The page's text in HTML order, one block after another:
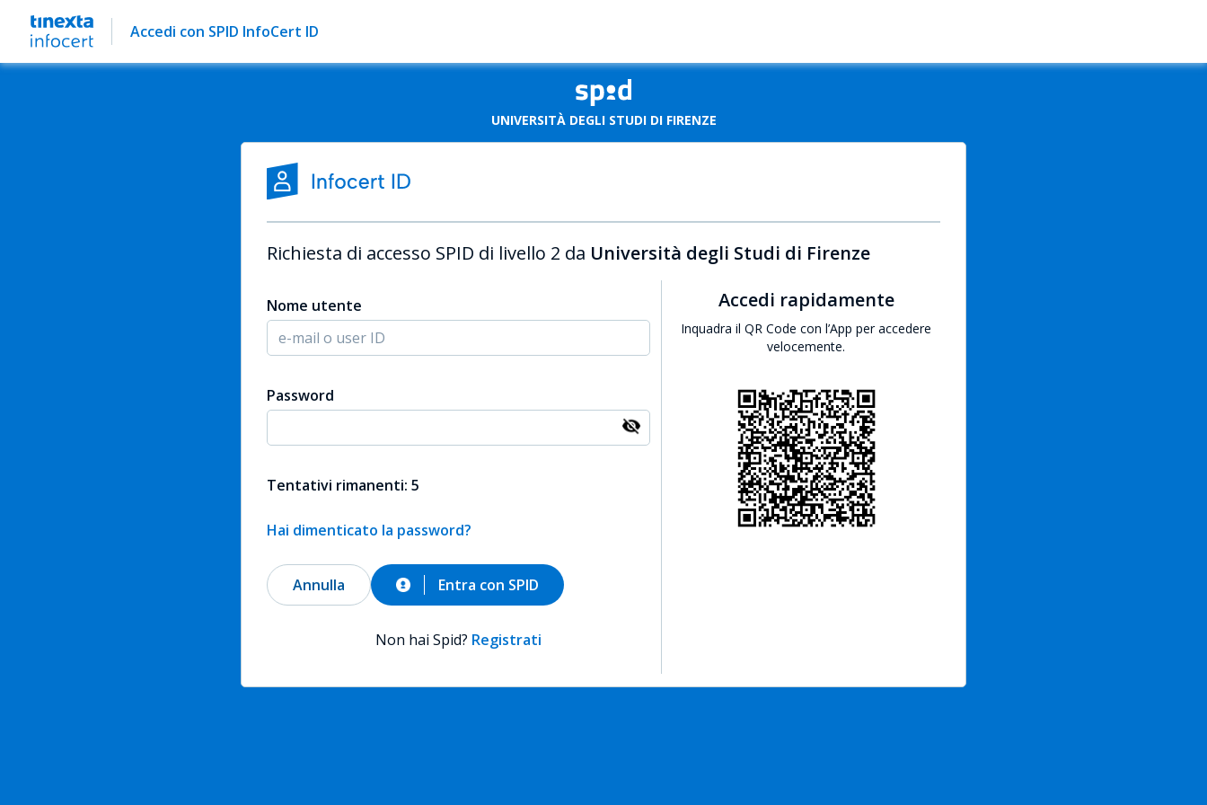
Accedi con SPID InfoCert ID
UNIVERSITÀ DEGLI STUDI DI FIRENZE
Richiesta di accesso SPID di livello 2 da Università degli Studi di Firenze
Nome utente
Password
Tentativi rimanenti: 5
Hai dimenticato la password?
Annulla Entra con SPID
Non hai Spid? Registrati
Accedi rapidamente
Inquadra il QR Code con l’App per accedere
velocemente.